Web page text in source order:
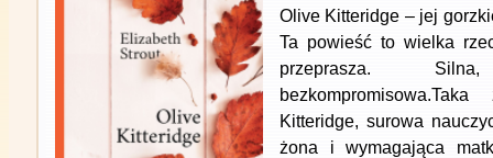
Olive Kitteridge – jej
Ta powieść to wielka
przeprasza.
Kitteridge, surowa
żona i wymagająca